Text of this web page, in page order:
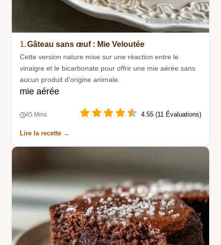
1.Gâteau sans œuf : Mie Veloutée
Cette version nature mise sur une réaction entre le
vinaigre et le bicarbonate pour offrir une mie aérée sans
aucun produit d'origine animale.
mie aérée
45 Mins 4.55 (11 Évaluations)
Lire la recette →